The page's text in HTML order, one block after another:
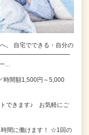
。 自宅でできる・自分の
━━━━━━━━━━━━━━
時間額1,500円～5,000
できます♪ お気軽にご
間に働けます！ ☆1回の